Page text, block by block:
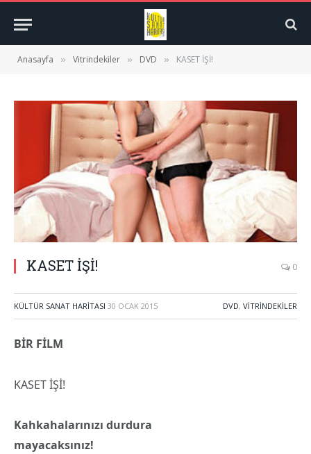
Anasayfa » Vitrindekiler » DVD » KASET İŞİ!
KASET İŞİ! 0
KÜLTÜR SANAT HARITASI 30 OCAK 2015 DVD, VITRINDEKILER
BİR FİLM
KASET İŞİ!
Kahkahalarınızı durdura
mayacaksınız!